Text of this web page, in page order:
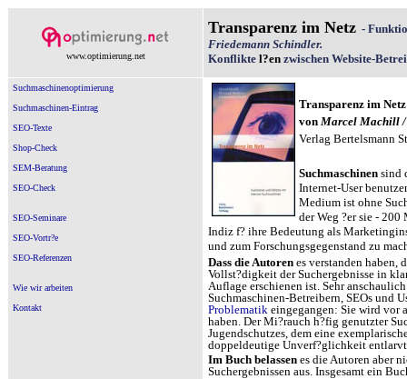
www.optimierung.net
Transparenz im Netz -
Friedemann Schindler.
Konflikte l?en zwischen Website-
Suchmaschinenoptimierung
Suchmaschinen-Eintrag
SEO-Texte
Shop-Check
SEM-Beratung
SEO-Check
SEO-Seminare
SEO-Vortr?e
SEO-Referenzen
Wie wir arbeiten
Kontakt
Transparenz im
von Marcel Machill /
Verlag Bertelsmann
Suchmaschinen sind
Internet-User
Medium ist ohne
der Weg ?er sie -
Indiz f? ihre Bedeutung als
und zum Forschungsgegenstand zu
Dass die Autoren es verstanden haben,
Vollst?digkeit der Suchergebnisse in
Auflage erschienen ist. Sehr
Suchmaschinen-Betreibern, SEOs und
Problematik eingegangen: Sie wird vor
haben. Der Mi?rauch h?fig genutzter
Jugendschutzes, dem eine
doppeldeutige Unverf?glichkeit
Im Buch belassen es die Autoren aber
Suchergebnissen aus. Insgesamt ein